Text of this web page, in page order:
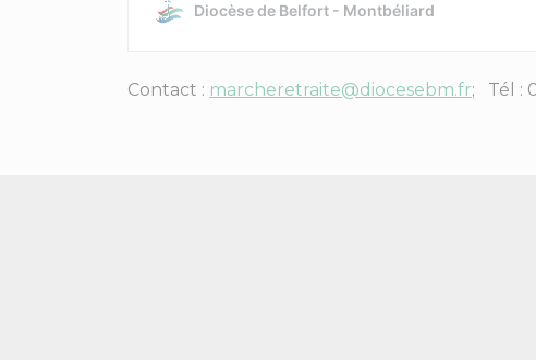
Contact : marcheretraite@diocesebm.fr; Tél :